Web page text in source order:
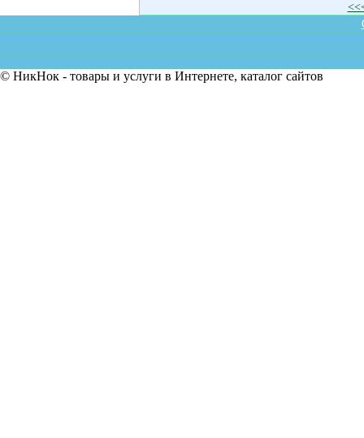
© НикНок - товары и услуги в Интернете, каталог сайтов